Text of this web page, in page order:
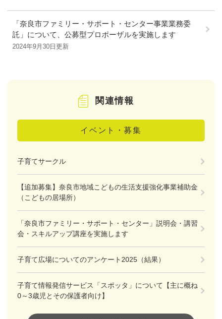
「奈良市ファミリー・サポート・センター事業業務委
託」について、公募型プロポーザルを実施します
2024年9月30日更新
関連情報
イベント・募集
子育てサークル
【追加募集】奈良市地域こどもの生活支援強化事業補助金
（こどもの居場所）
「奈良市ファミリー・サポート・センター」説明会・講習
会・スキルアップ講座を実施します
子育て広場についてのアンケート2025（結果）
子育て情報発信サービス「スポッタ」について【主に概ね
0～3歳児とその保護者向け】